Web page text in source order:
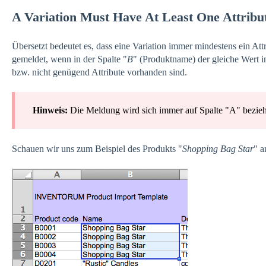
A Variation Must Have At Least One
Übersetzt bedeutet es, dass eine Variation immer mindestens ein
gemeldet, wenn in der Spalte "B" (Produktname) der gleiche Wert
bzw. nicht genügend Attribute vorhanden sind.
Hinweis: Die Meldung wird sich immer auf Spalte "A"
Schauen wir uns zum Beispiel des Produkts "Shopping Bag Star"